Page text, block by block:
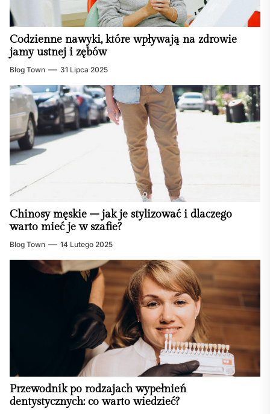
Codzienne nawyki, które wpływają na zdrowie
jamy ustnej i zębów
Blog Town 31 Lipca 2025
Chinosy męskie – jak je stylizować i dlaczego
warto mieć je w szafie?
Blog Town 14 Lutego 2025
Przewodnik po rodzajach wypełnień
dentystycznych: co warto wiedzieć?